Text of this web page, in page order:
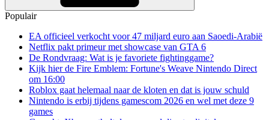
Populair
EA officieel verkocht voor 47 miljard euro aan Saoedi-Arabië
Netflix pakt primeur met showcase van GTA 6
De Rondvraag: Wat is je favoriete fightinggame?
Kijk hier de Fire Emblem: Fortune's Weave Nintendo Direct
om 16:00
Roblox gaat helemaal naar de kloten en dat is jouw schuld
Nintendo is erbij tijdens gamescom 2026 en wel met deze 9
games